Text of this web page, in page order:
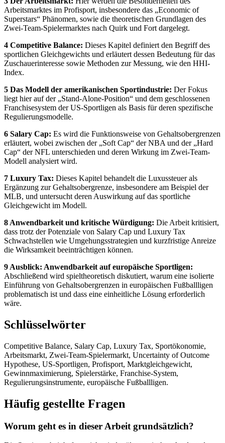
Arbeitsmarktes im Profisport, insbesondere das „Economic of
Superstars“ Phänomen, sowie die theoretischen Grundlagen des
Zwei-Team-Spielermarktes nach Quirk und Fort dargelegt.
4 Competitive Balance: Dieses Kapitel definiert den Begriff des
sportlichen Gleichgewichts und erläutert dessen Bedeutung für das
Zuschauerinteresse sowie Methoden zur Messung, wie den HHI-
Index.
5 Das Modell der amerikanischen Sportindustrie: Der Fokus
liegt hier auf der „Stand-Alone-Position“ und dem geschlossenen
Franchisesystem der US-Sportligen als Basis für deren spezifische
Regulierungsmodelle.
6 Salary Cap: Es wird die Funktionsweise von Gehaltsobergrenzen
erläutert, wobei zwischen der „Soft Cap“ der NBA und der „Hard
Cap“ der NFL unterschieden und deren Wirkung im Zwei-Team-
Modell analysiert wird.
7 Luxury Tax: Dieses Kapitel behandelt die Luxussteuer als
Ergänzung zur Gehaltsobergrenze, insbesondere am Beispiel der
MLB, und untersucht deren Auswirkung auf das sportliche
Gleichgewicht im Modell.
8 Anwendbarkeit und kritische Würdigung: Die Arbeit kritisiert,
dass trotz der Potenziale von Salary Cap und Luxury Tax
Schwachstellen wie Umgehungsstrategien und kurzfristige Anreize
die Wirksamkeit beeinträchtigen können.
9 Ausblick: Anwendbarkeit auf europäische Sportligen:
Abschließend wird spieltheoretisch diskutiert, warum eine isolierte
Einführung von Gehaltsobergrenzen in europäischen Fußballligen
problematisch ist und dass eine einheitliche Lösung erforderlich
wäre.
Schlüsselwörter
Competitive Balance, Salary Cap, Luxury Tax, Sportökonomie,
Arbeitsmarkt, Zwei-Team-Spielermarkt, Uncertainty of Outcome
Hypothese, US-Sportligen, Profisport, Marktgleichgewicht,
Gewinnmaximierung, Spielerstärke, Franchise-System,
Regulierungsinstrumente, europäische Fußballligen.
Häufig gestellte Fragen
Worum geht es in dieser Arbeit grundsätzlich?